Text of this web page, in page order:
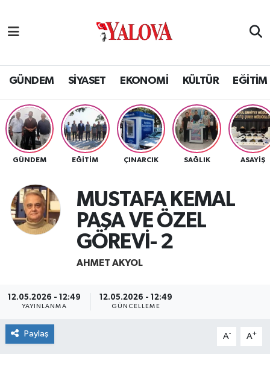
GÜNDEM SİYASET EKONOMİ KÜLTÜR EĞİTİM
GÜNDEM EĞİTİM ÇINARCIK SAĞLIK ASAYİŞ
MUSTAFA KEMAL
PAŞA VE ÖZEL
GÖREVİ- 2
AHMET AKYOL
12.05.2026 - 12:49
YAYINLANMA
12.05.2026 - 12:49
GÜNCELLEME
Paylaş A- A+
SİYASET
EKONOMİ
KÜLTÜR
BİLİM VE TEKNOLOJİ
ASAYİŞ
SPOR
ULUSAL
Yalova Nöbetçi Eczaneler
Yalova Hava Durumu
Yalova Namaz Vakitleri
Yalova Trafik Yoğunluk Haritası
Tüm Manşetler
Son Dakika Haberleri
Haber Arşivi